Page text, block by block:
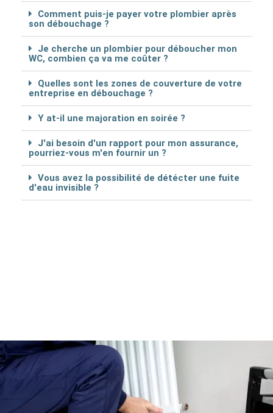
Comment puis-je payer votre plombier après
son débouchage ?
Je cherche un plombier pour déboucher mon
WC, combien ça va me coûter ?
Quelles sont les zones de couverture de votre
entreprise en débouchage ?
Y at-il une majoration en soirée ?
J'ai besoin d'un rapport pour mon assurance,
pourriez-vous m'en fournir un ?
Vous avez la possibilité de détécter une fuite
d'eau invisible ?